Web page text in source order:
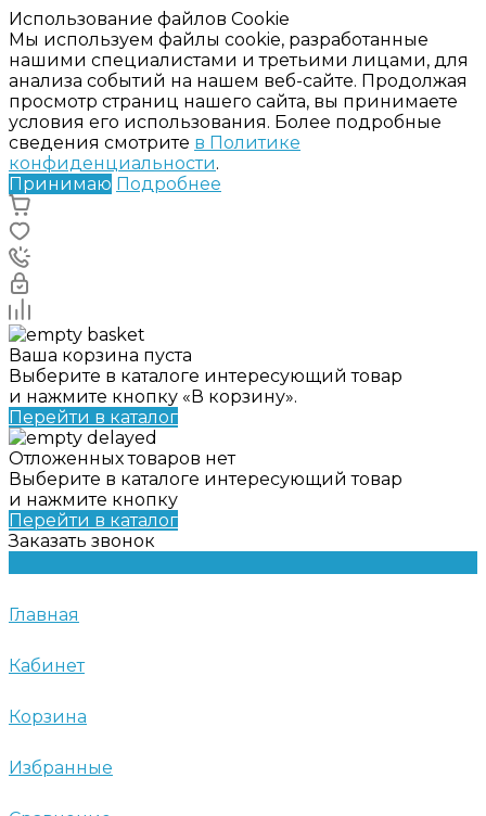
Использование файлов Cookie
Мы используем файлы cookie, разработанные
нашими специалистами и третьими лицами, для
анализа событий на нашем веб-сайте. Продолжая
просмотр страниц нашего сайта, вы принимаете
условия его использования. Более подробные
сведения смотрите в Политике
конфиденциальности.
Принимаю Подробнее
Ваша корзина пуста
Выберите в каталоге интересующий товар
и нажмите кнопку «В корзину».
Перейти в каталог
Отложенных товаров нет
Выберите в каталоге интересующий товар
и нажмите кнопку
Перейти в каталог
Заказать звонок
Главная
Кабинет
Корзина
Избранные